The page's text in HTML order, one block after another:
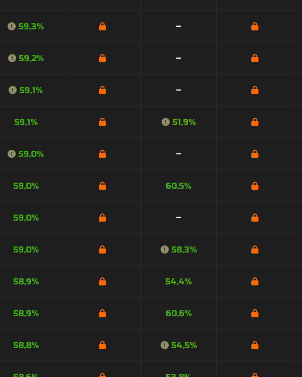
59,3% –
59,2% –
59,1% –
59,1% 51,9%
59,0% –
59,0% 60,5%
59,0% –
59,0% 58,3%
58,9% 54,4%
58,9% 60,6%
58,8% 54,5%